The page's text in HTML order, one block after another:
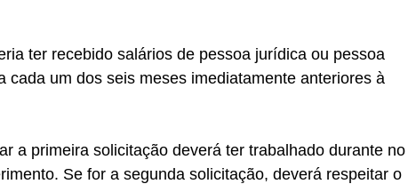
ter recebido salários de pessoa jurídica ou pessoa
cada um dos seis meses imediatamente anteriores à
a primeira solicitação deverá ter trabalhado durante no
Se for a segunda solicitação, deverá respeitar o